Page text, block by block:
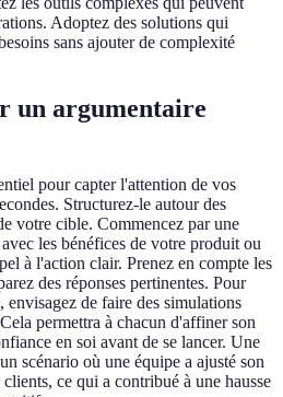
Adoptez des solutions qui
sans ajouter de complexité
un argumentaire
pour capter l'attention de vos
Structurez-le autour des
votre cible. Commencez par une
les bénéfices de votre produit ou
à l'action clair. Prenez en compte les
des réponses pertinentes. Pour
de faire des simulations
permettra à chacun d'affiner son
en soi avant de se lancer. Une
scénario où une équipe a ajusté son
ce qui a contribué à une hausse